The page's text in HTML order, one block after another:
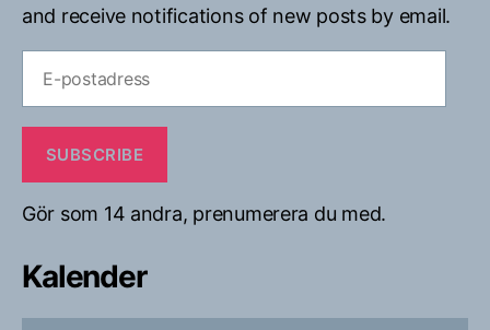
and receive notifications of new posts by email.
postadress
SUBSCRIBE
Gör som 14 andra, prenumerera du med.
Kalender